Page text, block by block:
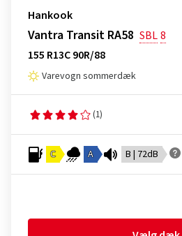
Hankook
Vantra Transit RA58 SBL8
155 R13C 90R/88
Varevogn sommerdæk
(1)
C A B | 72dB